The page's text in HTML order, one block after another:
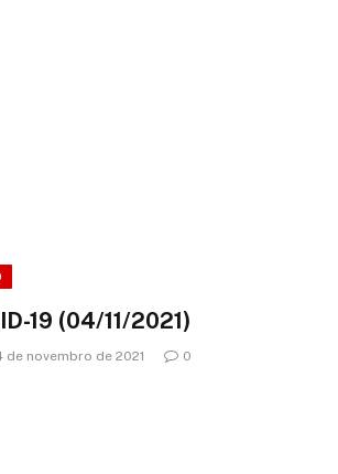
19 (04/11/2021)
de novembro de 2021 0